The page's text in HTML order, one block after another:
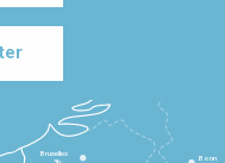
Bruxelles
Bonn